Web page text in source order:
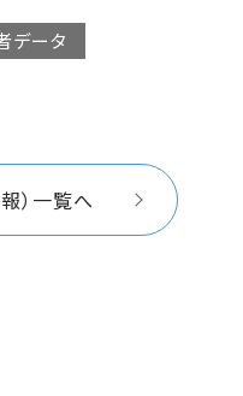
データ
）一覧へ